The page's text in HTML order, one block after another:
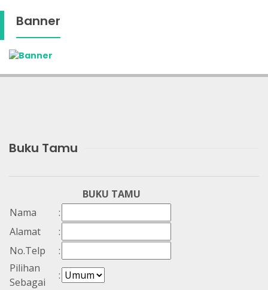
Banner
Buku Tamu
BUKU TAMU
Nama
:
Alamat
:
No.Telp
:
Pilihan
Sebagai
: